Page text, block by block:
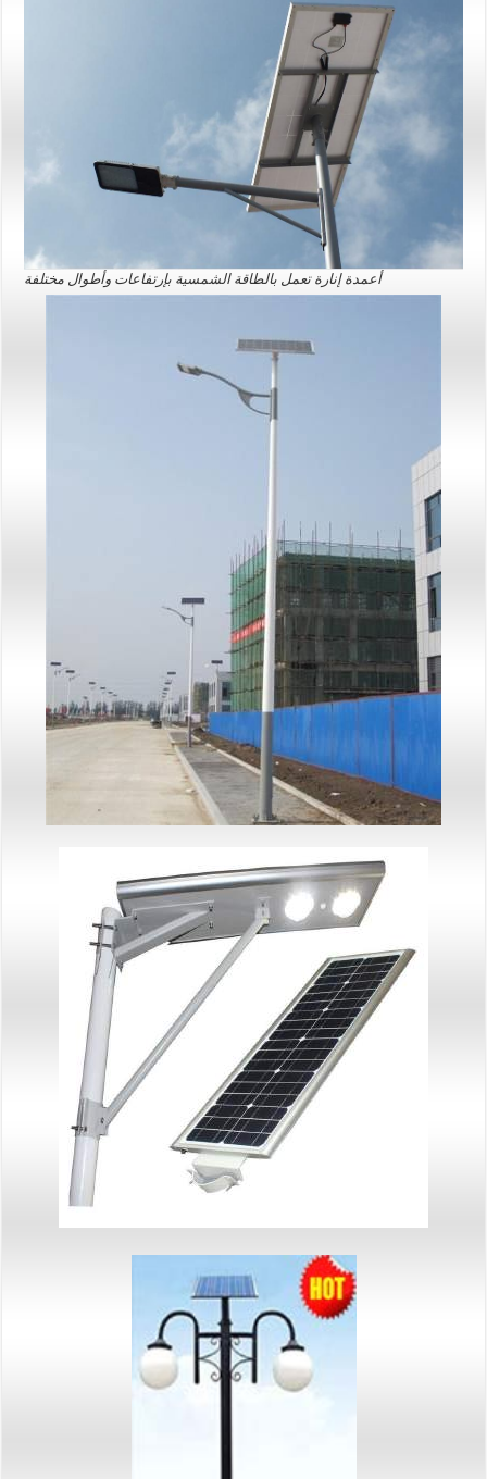
أعمدة إنارة تعمل بالطاقة الشمسية بإرتفاعات وأطوال مختلفة